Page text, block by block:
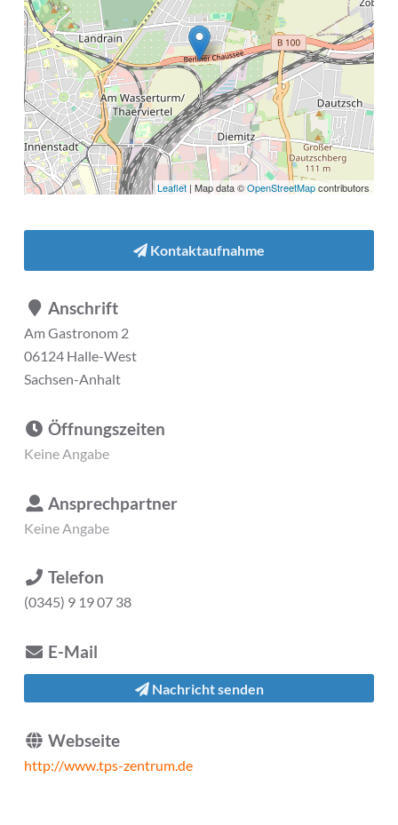
Leaflet| Map data ©OpenStreetMapcontributors
Kontaktaufnahme
Anschrift
Am Gastronom 2
06124 Halle-West
Sachsen-Anhalt
Öffnungszeiten
Keine Angabe
Ansprechpartner
Keine Angabe
Telefon
(0345) 9 19 07 38
E-Mail
Nachricht senden
Webseite
http://www.tps-zentrum.de